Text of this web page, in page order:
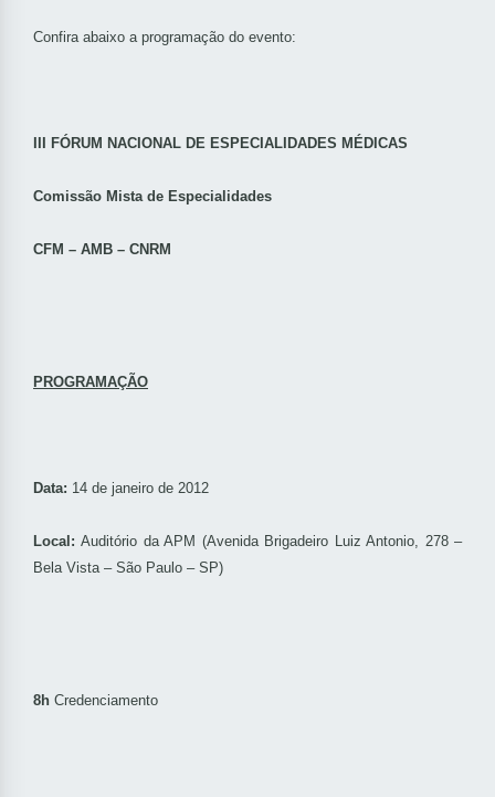
Confira abaixo a programação do evento:
III FÓRUM NACIONAL DE ESPECIALIDADES MÉDICAS
Comissão Mista de Especialidades
CFM – AMB – CNRM
PROGRAMAÇÃO
Data: 14 de janeiro de 2012
Local:Auditório da APM (Avenida Brigadeiro Luiz Antonio, 278 –
Bela Vista – São Paulo – SP)
8h Credenciamento